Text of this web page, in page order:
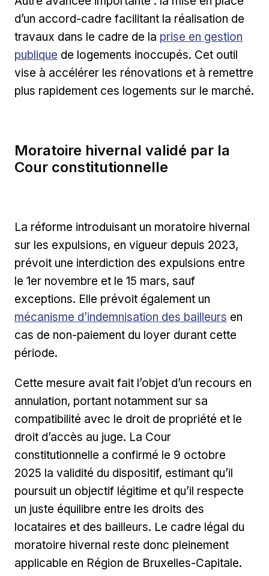
d’un accord-cadre facilitant la réalisation de
travaux dans le cadre de la Lien externe
prise en gestion
publique de logements inoccupés. Cet outil
vise à accélérer les rénovations et à remettre
plus rapidement ces logements sur le marché.
Moratoire hivernal validé par la
Cour constitutionnelle
La réforme introduisant un moratoire hivernal
sur les expulsions, en vigueur depuis 2023,
prévoit une interdiction des expulsions entre
le 1er novembre et le 15 mars, sauf
exceptions. Elle prévoit également un
mécanisme d’indemnisation des bailleurs en
cas de non-paiement du loyer durant cette
période.
Cette mesure avait fait l’objet d’un recours en
annulation, portant notamment sur sa
compatibilité avec le droit de propriété et le
droit d’accès au juge. La Cour
constitutionnelle a confirmé le 9 octobre
2025 la validité du dispositif, estimant qu’il
poursuit un objectif légitime et qu’il respecte
un juste équilibre entre les droits des
locataires et des bailleurs. Le cadre légal du
moratoire hivernal reste donc pleinement
applicable en Région de Bruxelles-Capitale.